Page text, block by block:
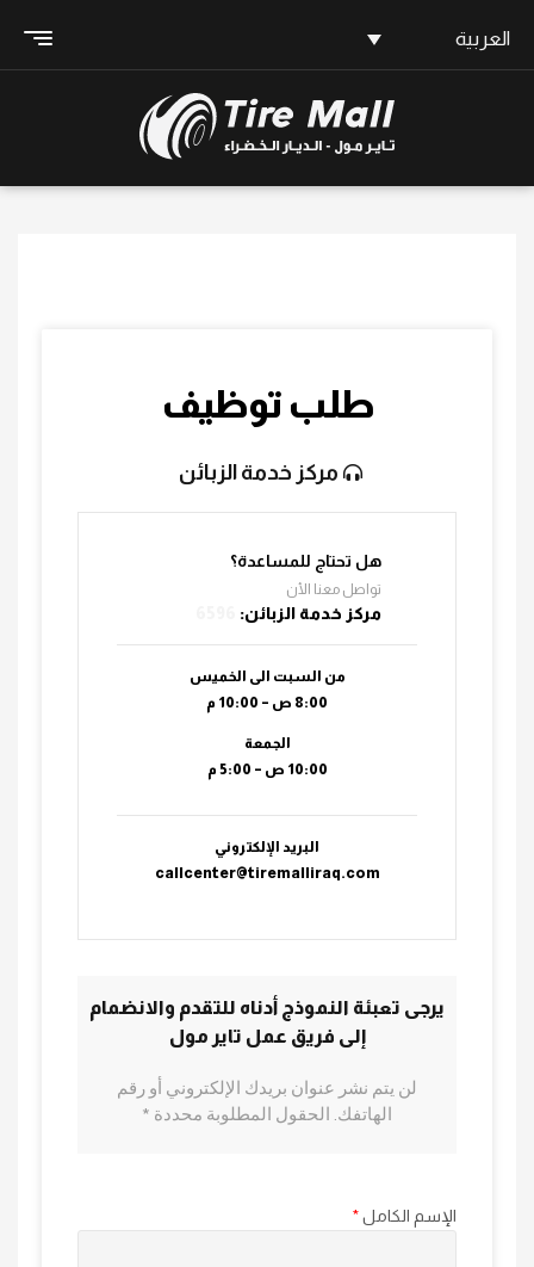
العربية
طلب توظيف
مركز خدمة الزبائن
هل تحتاج للمساعدة؟
تواصل معنا الأن
مركز خدمة الزبائن:
من السبت الى الخميس
8:00 ص – 10:00 م
الجمعة
10:00 ص – 5:00 م
البريد الإلكتروني
callcenter@tiremalliraq.com
يرجى تعبئة النموذج أدناه للتقدم والانضمام
إلى فريق عمل تاير مول
لن يتم نشر عنوان بريدك الإلكتروني أو رقم
الهاتفك. الحقول المطلوبة محددة *
الإسم الكامل